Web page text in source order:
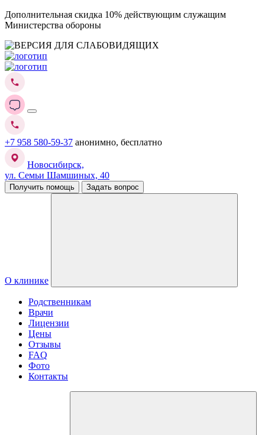
Дополнительная скидка 10% действующим служащим
Министерства обороны
+7 958 580-59-37 анонимно, бесплатно
Новосибирск,
ул. Семьи Шамшиных, 40
Получить помощь Задать вопрос
О клинике
Родственникам
Врачи
Лицензии
Цены
Отзывы
FAQ
Фото
Контакты